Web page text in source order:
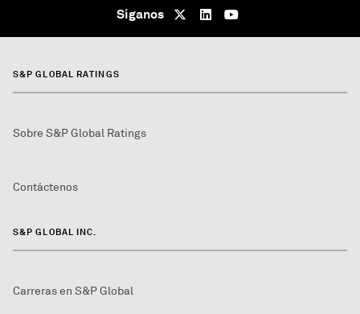
Síganos
S&P GLOBAL RATINGS
Sobre S&P Global Ratings
Contáctenos
S&P GLOBAL INC.
Carreras en S&P Global